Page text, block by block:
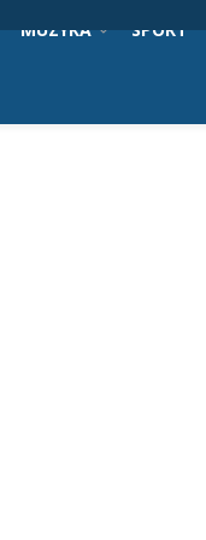
MUZYKA SPORT